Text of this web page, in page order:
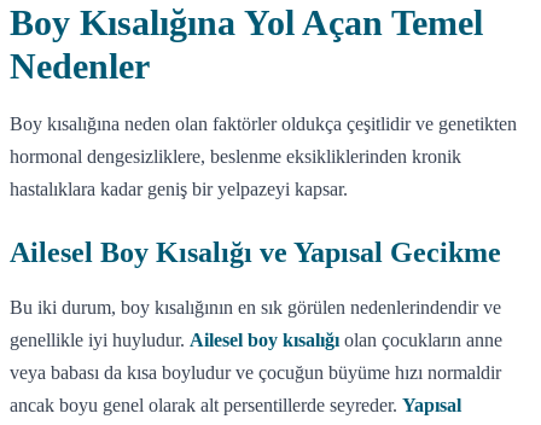
Boy Kısalığına Yol Açan Temel
Nedenler
Boy kısalığına neden olan faktörler oldukça çeşitlidir ve genetikten
hormonal dengesizliklere, beslenme eksikliklerinden kronik
hastalıklara kadar geniş bir yelpazeyi kapsar.
Ailesel Boy Kısalığı ve Yapısal Gecikme
Bu iki durum, boy kısalığının en sık görülen nedenlerindendir ve
genellikle iyi huyludur. Ailesel boy kısalığı olan çocukların anne
veya babası da kısa boyludur ve çocuğun büyüme hızı normaldir
ancak boyu genel olarak alt persentillerde seyreder. Yapısal